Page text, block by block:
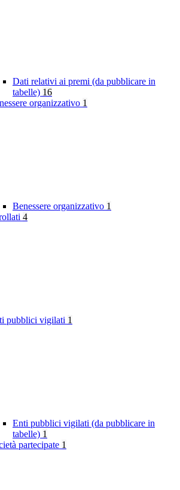
Dati relativi ai premi (da pubblicare in
tabelle) 16
organizzativo 1
Benessere organizzativo 1
4
pubblici vigilati 1
Enti pubblici vigilati (da pubblicare in
tabelle) 1
partecipate 1